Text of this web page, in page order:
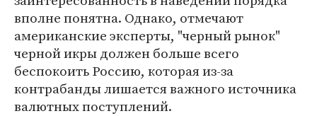
вполне понятна. Однако, отмечают
американские эксперты, "черный рынок"
черной икры должен больше всего
беспокоить Россию, которая из-за
контрабанды лишается важного источника
валютных поступлений.